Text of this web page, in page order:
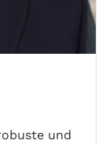
und